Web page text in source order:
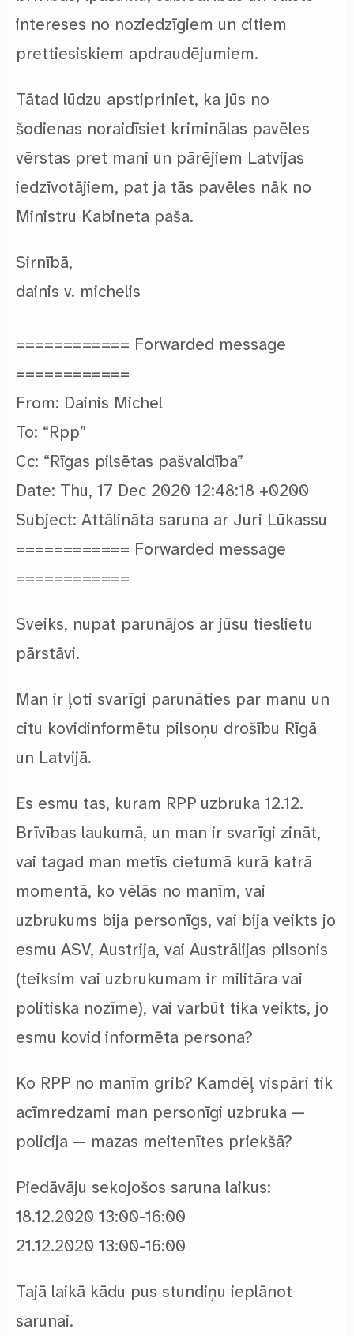
intereses no noziedzīgiem un citiem
prettiesiskiem apdraudējumiem.
Tātad lūdzu apstipriniet, ka jūs no
šodienas noraidīsiet kriminālas pavēles
vērstas pret mani un pārējiem Latvijas
iedzīvotājiem, pat ja tās pavēles nāk no
Ministru Kabineta paša.
Sirnībā,
dainis v. michelis
============ Forwarded message
============
From: Dainis Michel
To: “Rpp”
Cc: “Rīgas pilsētas pašvaldība”
Date: Thu, 17 Dec 2020 12:48:18 +0200
Subject: Attālināta saruna ar Juri Lūkassu
============ Forwarded message
============
Sveiks, nupat parunājos ar jūsu tieslietu
pārstāvi.
Man ir ļoti svarīgi parunāties par manu un
citu kovidinformētu pilsoņu drošību Rīgā
un Latvijā.
Es esmu tas, kuram RPP uzbruka 12.12.
Brīvības laukumā, un man ir svarīgi zināt,
vai tagad man metīs cietumā kurā katrā
momentā, ko vēlās no manīm, vai
uzbrukums bija personīgs, vai bija veikts jo
esmu ASV, Austrija, vai Austrālijas pilsonis
(teiksim vai uzbrukumam ir militāra vai
politiska nozīme), vai varbūt tika veikts, jo
esmu kovid informēta persona?
Ko RPP no manīm grib? Kamdēļ vispāri tik
acīmredzami man personīgi uzbruka —
policija — mazas meitenītes priekšā?
Piedāvāju sekojošos saruna laikus:
18.12.2020 13:00-16:00
21.12.2020 13:00-16:00
Tajā laikā kādu pus stundiņu ieplānot
sarunai.